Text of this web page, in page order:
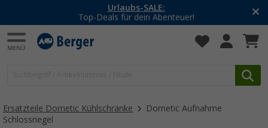
Urlaubs-SALE:
Top-Deals für dein Abenteuer!
Ersatzteile Dometic Kühlschränke
Dometic Aufnahme
Schlossriegel